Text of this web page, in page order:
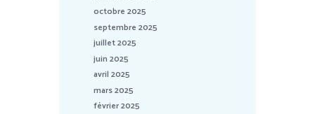
octobre 2025
septembre 2025
juillet 2025
juin 2025
avril 2025
mars 2025
février 2025